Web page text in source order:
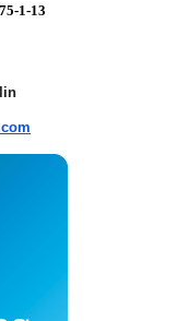
1-13